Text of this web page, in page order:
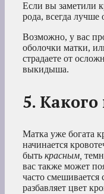
Если вы заметили
рода, всегда лучше
Возможно, у вас
оболочки матки,
страдаете от
выкидыша.
5. Какого
Матка уже богата
начинается
быть красным,
вас также может
часто смешивается
разбавляет цвет